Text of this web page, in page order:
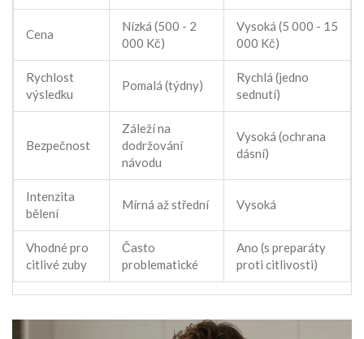
Cena
Nízká (500 - 2
000 Kč)
Vysoká (5 000 - 15
000 Kč)
Rychlost
výsledku
Pomalá (týdny)
Rychlá (jedno
sednutí)
Bezpečnost
Záleží na
dodržování
návodu
Vysoká (ochrana
dásní)
Intenzita
bělení
Mírná až střední Vysoká
Vhodné pro
citlivé zuby
Často
problematické
Ano (s preparáty
proti citlivosti)